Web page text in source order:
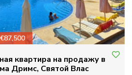
€87,500
квартира на продажу в
Дримс, Святой Влас